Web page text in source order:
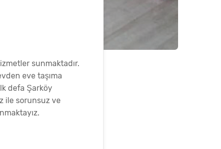
sunmaktadır.
eve taşıma
defa Şarköy
ile sorunsuz ve